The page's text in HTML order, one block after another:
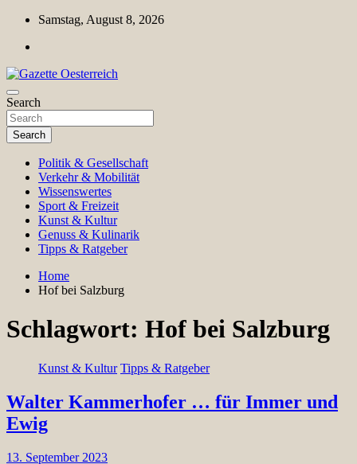
Skip
content
Samstag, August 8, 2026
Gazette Oesterreich
Magazin für Freizeit, Politik, Kultur & Wissenschaft
Search
Search
Politik & Gesellschaft
Verkehr & Mobilität
Wissenswertes
Sport & Freizeit
Kunst & Kultur
Genuss & Kulinarik
Tipps & Ratgeber
Home
Hof bei Salzburg
Schlagwort: Hof bei Salzburg
Kunst & Kultur Tipps & Ratgeber
Walter Kammerhofer … für Immer und
Ewig
13. September 2023